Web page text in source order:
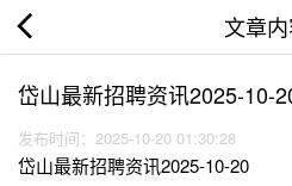
文章
岱山最新招聘资讯2025-10-
发布时间：2025-10-20 01:30:28
岱山最新招聘资讯2025-10-20